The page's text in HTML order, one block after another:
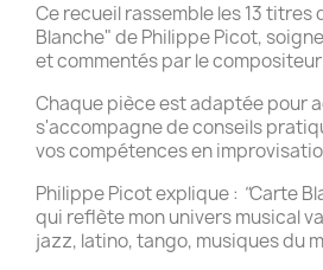
Ce recueil rassemble les 13 titres
Blanche" de Philippe Picot,
et commentés par le
Chaque pièce est adaptée pour
s'accompagne de conseils
vos compétences en
Philippe Picot explique : "Carte
qui reflète mon univers musical
jazz, latino, tango, musiques du